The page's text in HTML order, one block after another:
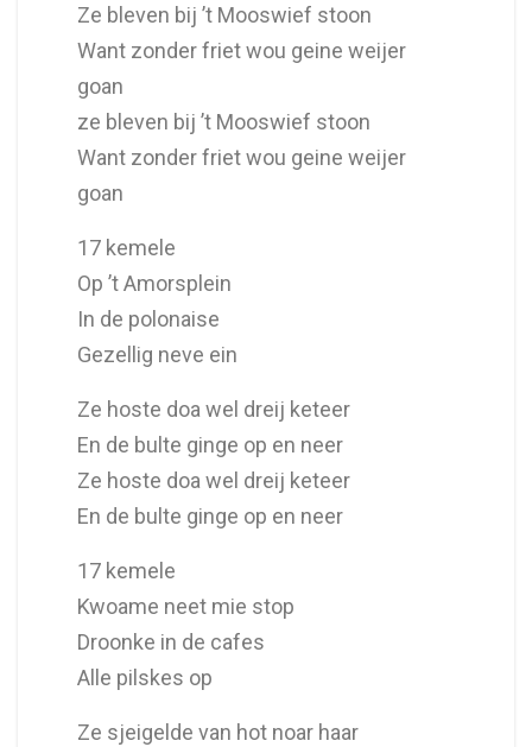
Ze bleven bij ’t Mooswief stoon
Want zonder friet wou geine weijer
goan
ze bleven bij ’t Mooswief stoon
Want zonder friet wou geine weijer
goan
17 kemele
Op ’t Amorsplein
In de polonaise
Gezellig neve ein
Ze hoste doa wel dreij keteer
En de bulte ginge op en neer
Ze hoste doa wel dreij keteer
En de bulte ginge op en neer
17 kemele
Kwoame neet mie stop
Droonke in de cafes
Alle pilskes op
Ze sjeigelde van hot noar haar